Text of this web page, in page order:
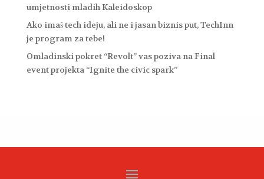
umjetnosti mladih Kaleidoskop
Ako imaš tech ideju, ali ne i jasan biznis put, TechInn
je program za tebe!
Omladinski pokret “Revolt” vas poziva na Final
event projekta “Ignite the civic spark”